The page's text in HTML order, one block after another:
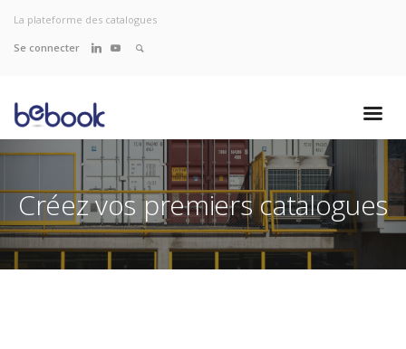
La plateforme des catalogues
Se connecter
Créez vos premiers catalogues